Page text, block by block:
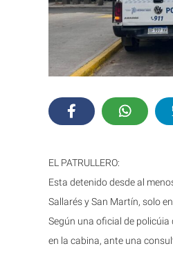
EL PATRULLERO:
Esta detenido desde al
Sallarés y San Martín, solo
Según una oficial de policúia
en la cabina, ante una